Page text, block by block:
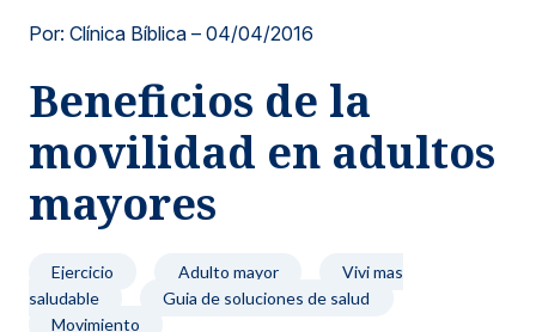
Sedes
Noticias y blog
Por: Clínica Bíblica – 04/04/2016
Beneficios de la
movilidad en adultos
mayores
Ejercicio Adulto mayor
Vivi mas
saludable
Guia de soluciones de salud
Movimiento